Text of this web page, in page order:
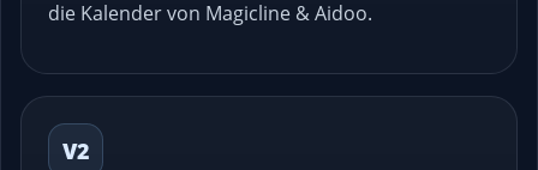
die Kalender von Magicline & Aidoo.
V2